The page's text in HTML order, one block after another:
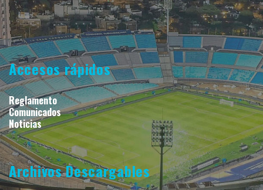
Accesos rápidos
Reglamento
Comunicados
Noticias
Archivos Descargables